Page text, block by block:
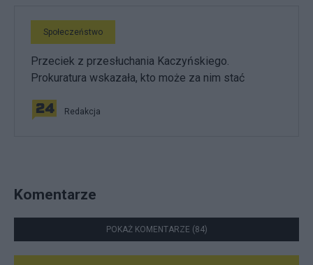
Społeczeństwo
Przeciek z przesłuchania Kaczyńskiego.
Prokuratura wskazała, kto może za nim stać
Redakcja
Komentarze
POKAŻ KOMENTARZE (84)